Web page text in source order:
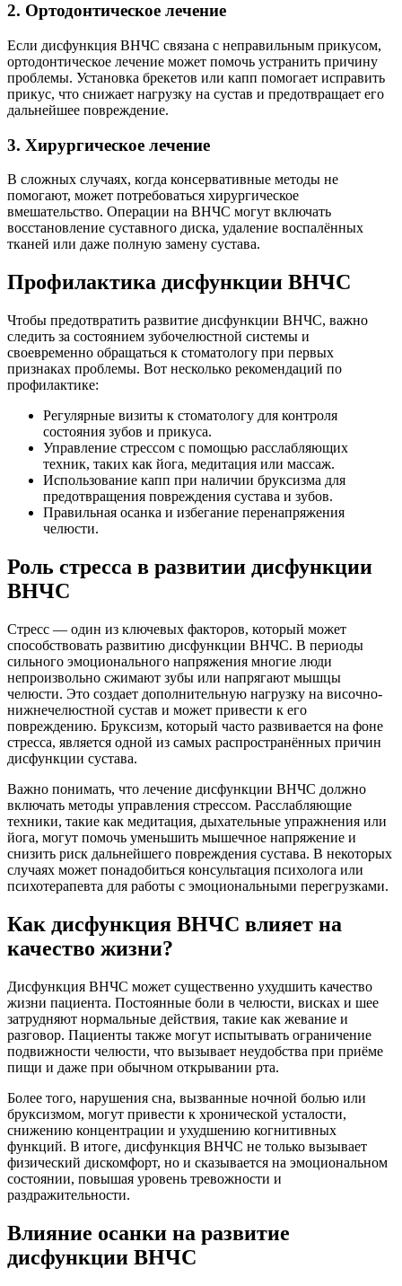
2. Ортодонтическое лечение
Если дисфункция ВНЧС связана с неправильным прикусом,
ортодонтическое лечение может помочь устранить причину
проблемы. Установка брекетов или капп помогает исправить
прикус, что снижает нагрузку на сустав и предотвращает его
дальнейшее повреждение.
3. Хирургическое лечение
В сложных случаях, когда консервативные методы не
помогают, может потребоваться хирургическое
вмешательство. Операции на ВНЧС могут включать
восстановление суставного диска, удаление воспалённых
тканей или даже полную замену сустава.
Профилактика дисфункции ВНЧС
Чтобы предотвратить развитие дисфункции ВНЧС, важно
следить за состоянием зубочелюстной системы и
своевременно обращаться к стоматологу при первых
признаках проблемы. Вот несколько рекомендаций по
профилактике:
Регулярные визиты к стоматологу для контроля
состояния зубов и прикуса.
Управление стрессом с помощью расслабляющих
техник, таких как йога, медитация или массаж.
Использование капп при наличии бруксизма для
предотвращения повреждения сустава и зубов.
Правильная осанка и избегание перенапряжения
челюсти.
Роль стресса в развитии дисфункции
ВНЧС
Стресс — один из ключевых факторов, который может
способствовать развитию дисфункции ВНЧС. В периоды
сильного эмоционального напряжения многие люди
непроизвольно сжимают зубы или напрягают мышцы
челюсти. Это создает дополнительную нагрузку на височно-
нижнечелюстной сустав и может привести к его
повреждению. Бруксизм, который часто развивается на фоне
стресса, является одной из самых распространённых причин
дисфункции сустава.
Важно понимать, что лечение дисфункции ВНЧС должно
включать методы управления стрессом. Расслабляющие
техники, такие как медитация, дыхательные упражнения или
йога, могут помочь уменьшить мышечное напряжение и
снизить риск дальнейшего повреждения сустава. В некоторых
случаях может понадобиться консультация психолога или
психотерапевта для работы с эмоциональными перегрузками.
Как дисфункция ВНЧС влияет на
качество жизни?
Дисфункция ВНЧС может существенно ухудшить качество
жизни пациента. Постоянные боли в челюсти, висках и шее
затрудняют нормальные действия, такие как жевание и
разговор. Пациенты также могут испытывать ограничение
подвижности челюсти, что вызывает неудобства при приёме
пищи и даже при обычном открывании рта.
Более того, нарушения сна, вызванные ночной болью или
бруксизмом, могут привести к хронической усталости,
снижению концентрации и ухудшению когнитивных
функций. В итоге, дисфункция ВНЧС не только вызывает
физический дискомфорт, но и сказывается на эмоциональном
состоянии, повышая уровень тревожности и
раздражительности.
Влияние осанки на развитие
дисфункции ВНЧС